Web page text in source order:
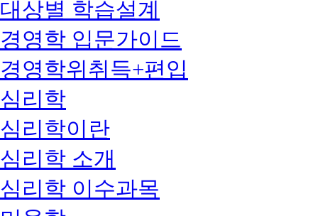
대상별 학습설계
경영학 입문가이드
경영학위취득+편입
심리학
심리학이란
심리학 소개
심리학 이수과목